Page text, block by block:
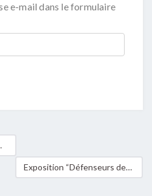
e-mail dans le formulaire
Exposition “Défenseurs des Droits Humains” à Strassen